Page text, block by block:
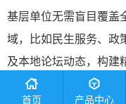
基层单位无需盲目覆盖
域，比如民生服务、政
及本地论坛动态，构建
扰，提升信息筛选效
首页 产品中心